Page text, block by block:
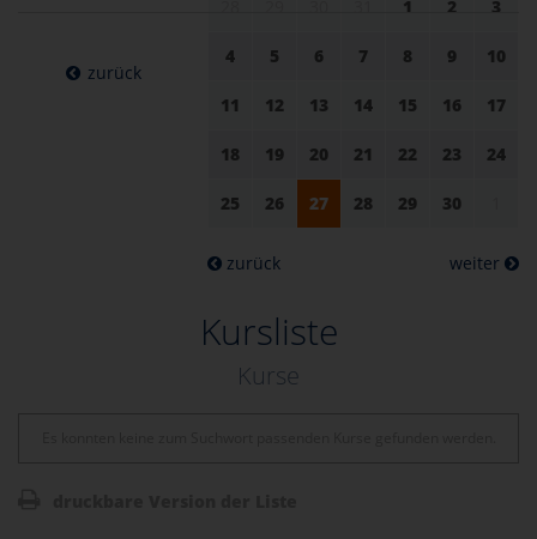
1 2 3
4 5 6 7 8 9 10
11 12 13 14 15 16 17
18 19 20 21 22 23 24
25 26 27 28 29 30
zurück weiter
zurück
Kursliste
Kurse